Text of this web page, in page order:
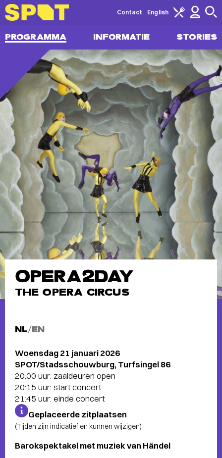
PROGRAMMA INFORMATIE STORIES
Contact English
OPERA2DAY
THE OPERA CIRCUS
NL/EN
Woensdag 21 januari 2026
SPOT/Stadsschouwburg, Turfsingel 86
20:00 uur: zaaldeuren open
20:15 uur: start concert
21:45 uur: einde concert
Geplaceerde zitplaatsen
(Tijden zijn indicatief en kunnen wijzigen)
Barokspektakel met muziek van Händel